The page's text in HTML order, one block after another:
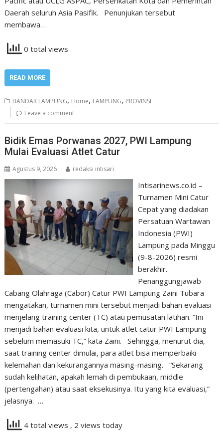
Daerah seluruh Asia Pasifik. Penunjukan tersebut
membawa…
0 total views
READ MORE
BANDAR LAMPUNG, Home, LAMPUNG, PROVINSI
Leave a comment
Bidik Emas Porwanas 2027, PWI Lampung
Mulai Evaluasi Atlet Catur
Agustus 9, 2026 redaksi intisari
Intisarinews.co.id –
Turnamen Mini Catur
Cepat yang diadakan
Persatuan Wartawan
Indonesia (PWI)
Lampung pada Minggu
(9-8-2026) resmi
berakhir.
Penanggungjawab
Cabang Olahraga (Cabor) Catur PWI Lampung Zaini Tubara
mengatakan, turnamen mini tersebut menjadi bahan evaluasi
menjelang training center (TC) atau pemusatan latihan. “Ini
menjadi bahan evaluasi kita, untuk atlet catur PWI Lampung
sebelum memasuki TC,” kata Zaini. Sehingga, menurut dia,
saat training center dimulai, para atlet bisa memperbaiki
kelemahan dan kekurangannya masing-masing. “Sekarang
sudah kelihatan, apakah lemah di pembukaan, middle
(pertengahan) atau saat eksekusinya. Itu yang kita evaluasi,”
jelasnya. …
4 total views , 2 views today